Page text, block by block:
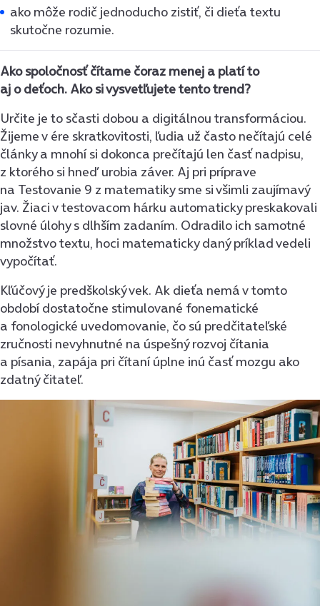
ako môže rodič jednoducho zistiť, či dieťa textu
skutočne rozumie.
Ako spoločnosť čítame čoraz menej a platí to
aj o deťoch. Ako si vysvetľujete tento trend?
Určite je to sčasti dobou a digitálnou transformáciou.
Žijeme v ére skratkovitosti, ľudia už často nečítajú celé
články a mnohí si dokonca prečítajú len časť nadpisu,
z ktorého si hneď urobia záver. Aj pri príprave
na Testovanie 9 z matematiky sme si všimli zaujímavý
jav. Žiaci v testovacom hárku automaticky preskakovali
slovné úlohy s dlhším zadaním. Odradilo ich samotné
množstvo textu, hoci matematicky daný príklad vedeli
vypočítať.
Kľúčový je predškolský vek. Ak dieťa nemá v tomto
období dostatočne stimulované fonematické
a fonologické uvedomovanie, čo sú predčitateľské
zručnosti nevyhnutné na úspešný rozvoj čítania
a písania, zapája pri čítaní úplne inú časť mozgu ako
zdatný čitateľ.